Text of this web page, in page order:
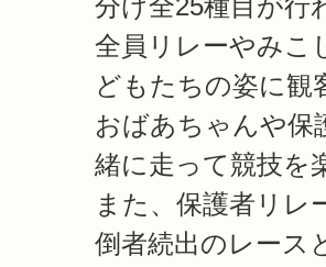
分け全25種目が行
全員リレーやみこ
どもたちの姿に観
おばあちゃんや保
緒に走って競技を
また、保護者リ
倒者続出のレース